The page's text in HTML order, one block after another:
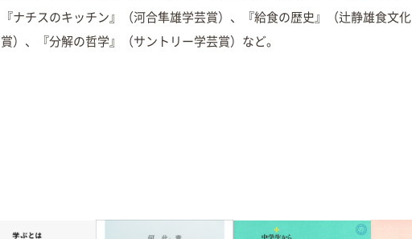
『ナチスのキッチン』（河合隼雄学芸賞）、『給食の歴史』（辻静雄食文化
賞）、『分解の哲学』（サントリー学芸賞）など。